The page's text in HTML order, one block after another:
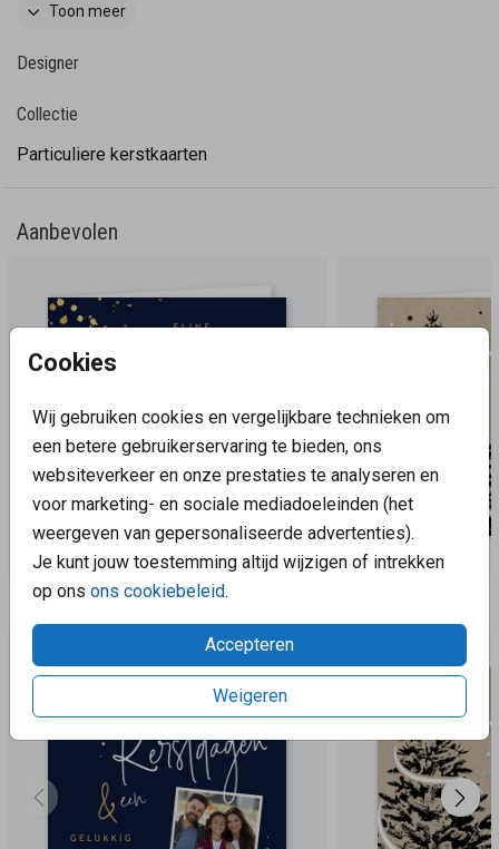
Cookies
Wij gebruiken cookies en vergelijkbare technieken om
een betere gebruikerservaring te bieden, ons
websiteverkeer en onze prestaties te analyseren en
voor marketing- en sociale mediadoeleinden (het
weergeven van gepersonaliseerde advertenties).
Je kunt jouw toestemming altijd wijzigen of intrekken
op ons ons cookiebeleid.
Accepteren
Weigeren
Toon meer
Designer
Collectie
Particuliere kerstkaarten
Aanbevolen
Aanbevolen